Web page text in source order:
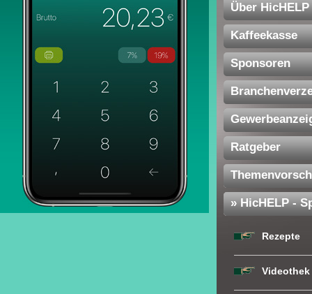
Über HicHELP
Kaffeekasse
Sponsoren
Ratgeber
» HicHELP -
Rezepte
Videothek